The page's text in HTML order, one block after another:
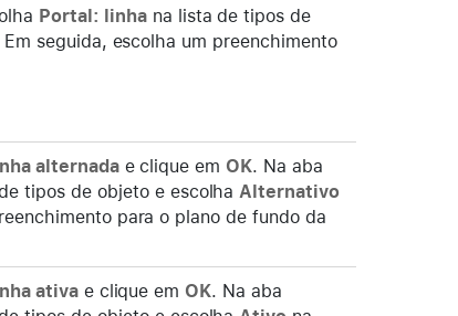
Portal: linhana lista de tipos de
seguida, escolha um preenchimento
alternadae clique em OK. Na aba
tipos de objeto e escolhaAlternativo
para o plano de fundo da
ativae clique em OK. Na aba